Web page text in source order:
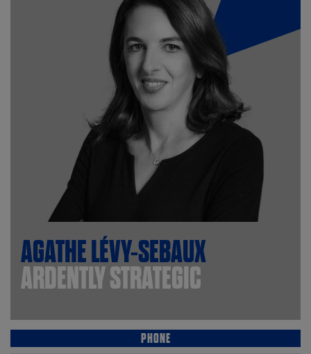
AGATHE LÉVY-SEBAUX
ARDENTLYSTRATEGIC
PHONE